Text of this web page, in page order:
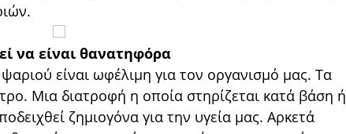
να είναι θανατηφόρα
είναι ωφέλιμη για τον οργανισμό μας. Τα
Μια διατροφή η οποία στηρίζεται κατά βάση ή
ζημιογόνα για την υγεία μας. Αρκετά